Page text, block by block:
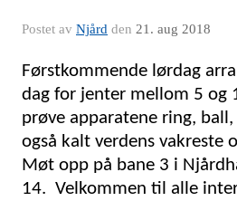
Postet av Njård den 21. aug 2018
Førstkommende lørdag
dag for jenter mellom 5 og
prøve apparatene ring,
også kalt verdens vakreste
Møt opp på bane 3 i
14. Velkommen til alle